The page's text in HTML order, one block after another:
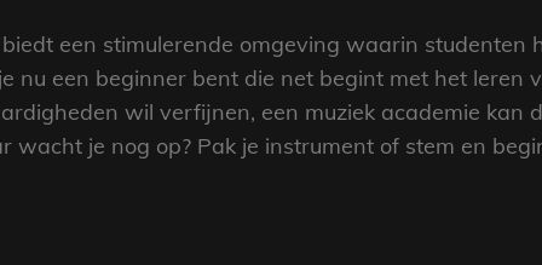
een stimulerende omgeving waarin studenten
nu een beginner bent die net begint met het leren
wil verfijnen, een muziek academie kan
wacht je nog op? Pak je instrument of stem en